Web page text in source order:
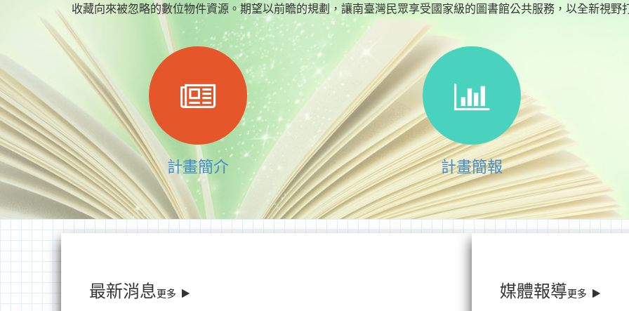
收藏向來被忽略的數位物件資源。期望以前瞻的規劃，讓南臺灣民眾享受國家級的圖書館公共服務，以全新視野
計畫簡介 計畫簡報
最新消息更多 媒體報導更多